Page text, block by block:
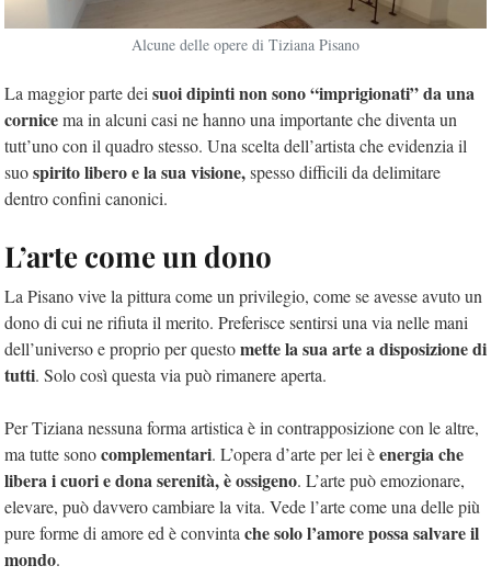
Alcune delle opere di Tiziana Pisano
La maggior parte deisuoi dipinti non sono “imprigionati” da una
cornicema in alcuni casi ne hanno una importante che diventa un
tutt’uno con il quadro stesso. Una scelta dell’artista che evidenzia il
suospirito libero e la sua visione,spesso difficili da delimitare
dentro confini canonici.
L’arte come un dono
La Pisano vive la pittura come un privilegio, come se avesse avuto un
dono di cui ne rifiuta il merito. Preferisce sentirsi una via nelle mani
dell’universo e proprio per questomette la sua arte a disposizione di
tutti. Solo così questa via può rimanere aperta.
Per Tiziana nessuna forma artistica è in contrapposizione con le altre,
ma tutte sonocomplementari. L’opera d’arte per lei èenergia che
libera i cuori e dona serenità, è ossigeno. L’arte può emozionare,
elevare, può davvero cambiare la vita. Vede l’arte come una delle più
pure forme di amore ed è convintache solo l’amore possa salvare il
mondo.